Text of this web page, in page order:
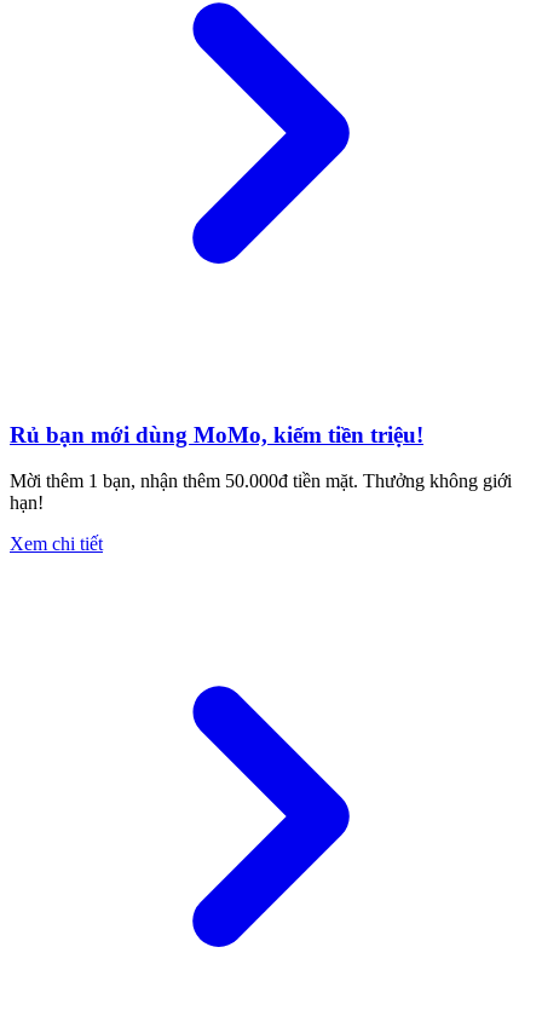
Rủ bạn mới dùng MoMo, kiếm tiền triệu!
Mời thêm 1 bạn, nhận thêm 50.000đ tiền mặt. Thưởng không giới
hạn!
Xem chi tiết